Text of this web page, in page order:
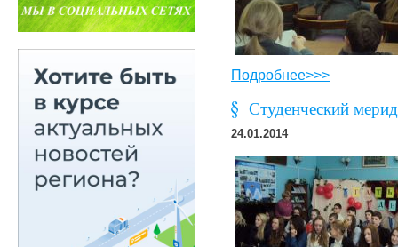
Подробнее>>>
Студенческий
24.01.2014